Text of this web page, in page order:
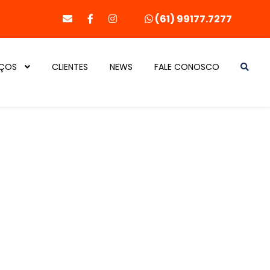
(61) 99177.7277
CLIENTES NEWS FALE CONOSCO